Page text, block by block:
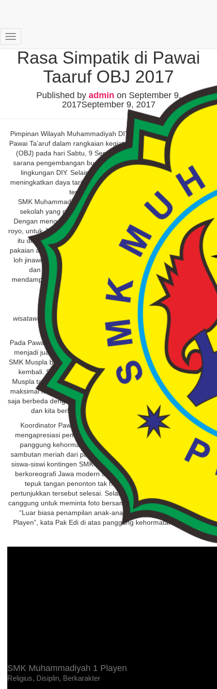
SMK Muhammadiyah 1 Playen
Religius, Disiplin, Berkarakter
Toggle
Navigation
Rasa Simpatik di Pawai
Taaruf OBJ 2017
Published by admin on September 9,
2017September 9, 2017
Pimpinan Wilayah Muhammadiyah DIY telah menyelenggarakan
Pawai Ta’aruf dalam rangkaian kegiatan Olimpiade Budaya Jawa
(OBJ) pada hari Sabtu, 9 September 2017. Ajang ini menjadi
sarana pengembangan budaya Jawa dan kreativitas pelajar di
lingkungan DIY. Selain itu kegiatan ini diharapkan mampu
meningkatkan daya tarik wisatawan lokal maupun mancanegara
terhadap kota Jogjakarta.
SMK Muhammadiyah I Playen (Muspla) menjadi salah satu
sekolah yang mengikuti Pawai Ta’aruf OBJ tahun 2017 ini.
Dengan mengusung konsep, “Dari Gunungkidul yang ijo royo-
royo, untuk Jogjakarta yang gemah ripah loh jinawi”. Ijo royo-royo
itu dilambangkan dengan kostum penari yang mengenakan
pakaian adat Jawa dengan corak hijau. Sedangkan gemah ripah
loh jinawi tersebut nampak dari kostum icon yang warna warni
dan pasukan tari putra yang dengan gagah perkasa
mendampingi para penari putri dengan iringan musik Kompang
dan gamelan Remix.
wisatawan mancanegara ikut berpose dalam tarian pawai OBJ
2017
Pada Pawai Ta’aruf OBJ yang pertama tahun 2016, SMK Muspla
menjadi juara pertama tingkat DIY. Maka pada tahun 2017 ini,
SMK Muspla berharap dapat mempertahankan kejuaran tersebut
kembali. Seperti yang diungkapkan ketua panitia OBJ SMK
Muspla tahun ini, Bapak Syaifudin Zuhri, ” Kita sudah berusaha
maksimal mempersiapkan OBJ tahun 2017 ini. Konsepnya tentu
saja berbeda dengan tahun lalu. Semua telah berusaha maksimal
dan kita berharap menjadi juara pertama kembali.”
Koordinator Pawai Ta’aruf OBJ, Bapak Edi Prajaka sangat
mengapresiasi penampilan kontingen SMK Muspla. Di depan
panggung kehormatan, kontingen SMK Muspla mendapat
sambutan meriah dari para penonton dan tamu undangan. Saat
siswa-siswi kontingen SMK Muspla beraksi membawakan tarian
berkoreografi Jawa modern secara serentak, sorak sorai dan
tepuk tangan penonton tak henti diberikan sampai aksi
pertunjukkan tersebut selesai. Selain itu beberapa penonton tak
canggung untuk meminta foto bersama para penari SMK Muspla.
“Luar biasa penampilan anak-anak SMK Muhammadiyah I
Playen”, kata Pak Edi di atas panggung kehormatan.(apw-red)